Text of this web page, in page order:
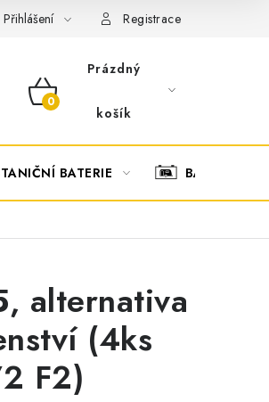
OCHRANA OSOBNÍCH ÚDAJŮ
Přihlášení Registrace
NÁKUPNÍ
Prázdný
košík
BATERIE BATERIOVÉ
alternativa
(4ks
F2)